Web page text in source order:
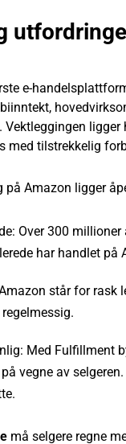
e-
Vektleggingen
med tilstrekkelig
på Amazon ligger
Over 300
har handlet
står for rask
Med Fulfillment
vegne av
må selgere regne